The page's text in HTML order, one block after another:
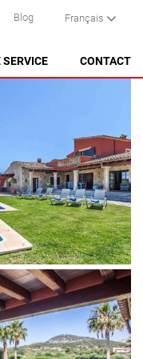
Blog Français
CONTACT